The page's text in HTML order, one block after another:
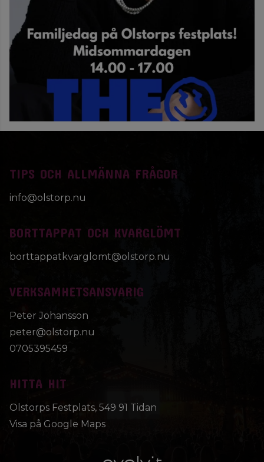
TIPS OCH ALLMÄNNA FRÅGOR
info@olstorp.nu
BORTTAPPAT OCH KVARGLÖMT
borttappatkvarglomt@olstorp.nu
VERKSAMHETSANSVARIG
Peter Johansson
peter@olstorp.nu
0705395459
HITTA HIT
Olstorps Festplats, 549 91 Tidan
Visa på Google Maps